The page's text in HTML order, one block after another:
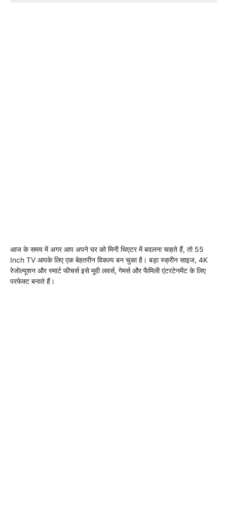
आज के समय में अगर आप अपने घर को मिनी थिएटर में बदलना चाहते हैं, तो 55
Inch TV आपके लिए एक बेहतरीन विकल्प बन चुका है। बड़ा स्क्रीन साइज, 4K
रेजोल्यूशन और स्मार्ट फीचर्स इसे मूवी लवर्स, गेमर्स और फैमिली एंटरटेनमेंट के लिए
परफेक्ट बनाते हैं।